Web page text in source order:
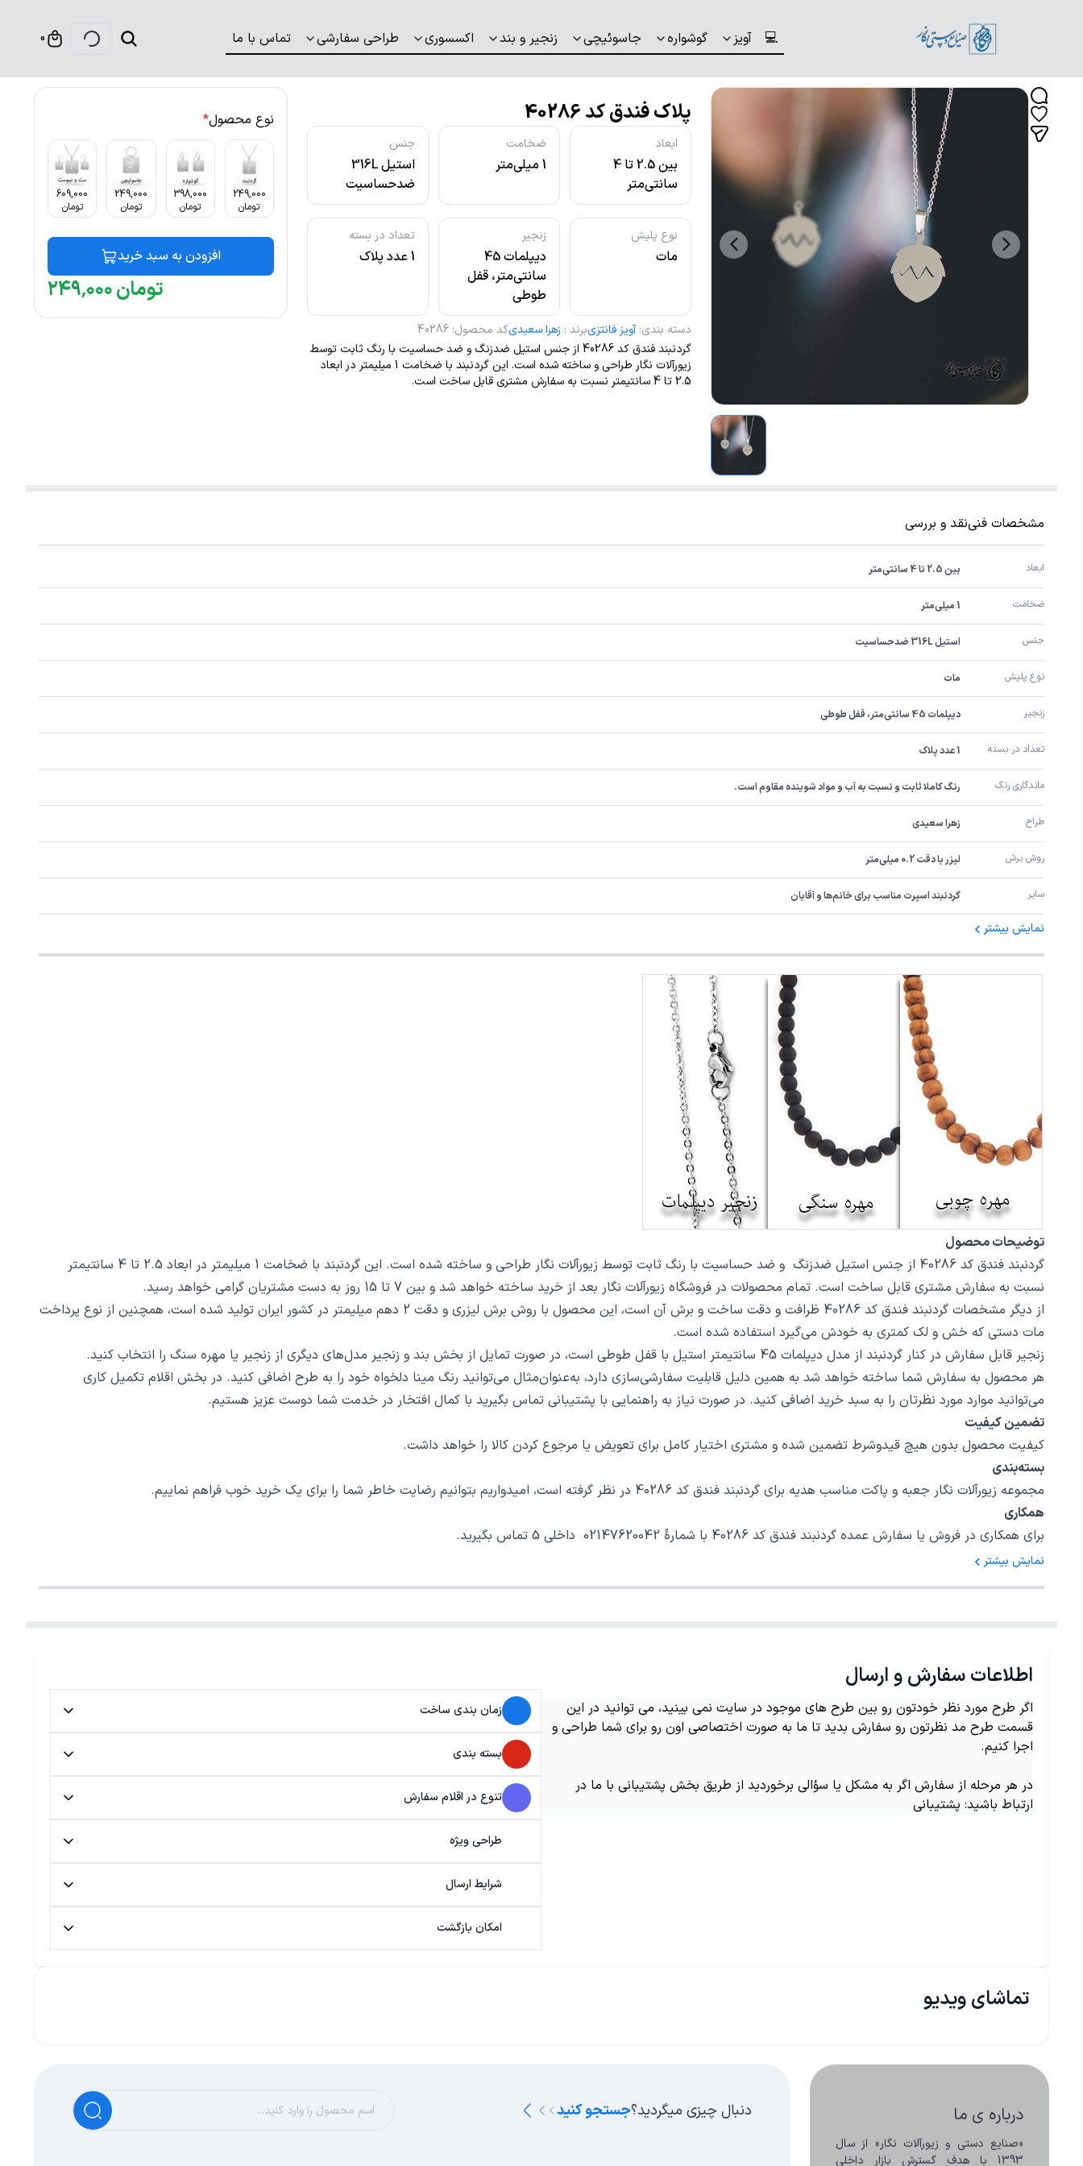
💻 آویز گوشواره جاسوئیچی زنجیر و بند اکسسوری طراحی سفارشی تماس با ما 0
پلاک فندق کد 40286
ابعاد
بین 2.5 تا 4
سانتی‌متر
ضخامت
1 میلی‌متر
جنس
استیل 316L
ضدحساسیت
نوع پلیش
مات
زنجیر
دیپلمات 45
سانتی‌متر، قفل
طوطی
تعداد در بسته
1 عدد پلاک
دسته بندی: آویز فانتزیبرند : زهرا سعیدیکد محصول:
40286
گردنبند فندق کد 40286 از جنس استیل ضدزنگ و ضد حساسیت با رنگ ثابت توسط
زیورآلات نگار طراحی و ساخته شده است. این گردنبند با ضخامت 1 میلیمتر در ابعاد
2.5 تا 4 سانتیمتر نسبت به سفارش مشتری قابل ساخت است.
نوع محصول*
249,000
تومان
398,000
تومان
249,000
تومان
609,000
تومان
افزودن به سبد خرید
۲۴۹٬۰۰۰تومان
مشخصات فنینقد و بررسی
ابعاد بین 2.5 تا 4 سانتی‌متر
ضخامت 1 میلی‌متر
جنس استیل 316L ضدحساسیت
نوع پلیش مات
زنجیر دیپلمات 45 سانتی‌متر، قفل طوطی
تعداد در بسته 1 عدد پلاک
ماندگاری رنگ رنگ کاملا ثابت و نسبت به آب و مواد شوینده مقاوم است.
طراح زهرا سعیدی
روش برش لیزر با دقت 0.2 میلی‌متر
سایر گردنبند اسپرت مناسب برای خانم‌ها و آقایان
نمایش بیشتر
توضیحات محصول
گردنبند فندق کد 40286 از جنس استیل ضدزنگ و ضد حساسیت با رنگ ثابت توسط زیورآلات نگار طراحی و ساخته شده است. این گردنبند با ضخامت 1 میلیمتر در ابعاد 2.5 تا 4 سانتیمتر
نسبت به سفارش مشتری قابل ساخت است. تمام محصولات در فروشگاه زیورآلات نگار بعد از خرید ساخته خواهد شد و بین 7 تا 15 روز به دست مشتریان گرامی خواهد رسید.
از دیگر مشخصات گردنبند فندق کد 40286 ظرافت و دقت ساخت و برش آن است، این محصول با روش برش لیزری و دقت 2 دهم میلیمتر در کشور ایران تولید شده است، همچنین از نوع پرداخت
مات دستی که خش و لک کمتری به خودش می‌گیرد استفاده شده است.
زنجیر قابل سفارش در کنار گردنبند از مدل دیپلمات 45 سانتیمتر استیل با قفل طوطی است، در صورت تمایل از بخش بند و زنجیر مدل‌های دیگری از زنجیر یا مهره سنگ را انتخاب کنید.
هر محصول به سفارش شما ساخته خواهد شد به همین دلیل قابلیت سفارشی‌سازی دارد، به‌عنوان‌مثال می‌توانید رنگ مینا دلخواه خود را به طرح اضافی کنید. در بخش اقلام تکمیل کاری
می‌توانید موارد مورد نظرتان را به سبد خرید اضافی کنید. در صورت نیاز به راهنمایی با پشتیبانی تماس بگیرید با کمال افتخار در خدمت شما دوست عزیز هستیم.
تضمین کیفیت
کیفیت محصول بدون هیچ قیدوشرط تضمین شده و مشتری اختیار کامل برای تعویض یا مرجوع کردن کالا را خواهد داشت.
بسته‌بندی
مجموعه زیورآلات نگار جعبه و پاکت مناسب هدیه برای گردنبند فندق کد 40286 در نظر گرفته است، امیدواریم بتوانیم رضایت خاطر شما را برای یک خرید خوب فراهم نماییم.
همکاری
برای همکاری در فروش یا سفارش عمده گردنبند فندق کد 40286 با شمارهٔ 02147620042 داخلی 5 تماس بگیرید.
نمایش بیشتر
اطلاعات سفارش و ارسال
اگر طرح مورد نظر خودتون رو بین طرح های موجود در سایت نمی بینید، می توانید در این
قسمت طرح مد نظرتون رو سفارش بدید تا ما به صورت اختصاصی اون رو برای شما طراحی و
اجرا کنیم.
در هر مرحله از سفارش اگر به مشکل یا سؤالی برخوردید از طریق بخش پشتیبانی با ما در
ارتباط باشید: پشتیبانی
زمان بندی ساخت
بسته بندی
تنوع در اقلام سفارش
طراحی ویژه
شرایط ارسال
امکان بازگشت
تماشای ویدیو
درباره ی ما دنبال چیزی میگردید؟جستجو کنید